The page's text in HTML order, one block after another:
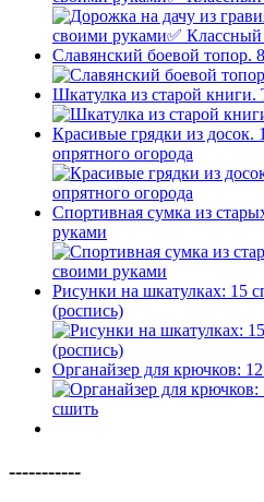
Славянский боевой топор.
Шкатулка из старой
Красивые грядки из досок.
опрятного огорода
Спортивная сумка из
руками
Рисунки на шкатулках: 15
(роспись)
Органайзер для крючков:
-----------